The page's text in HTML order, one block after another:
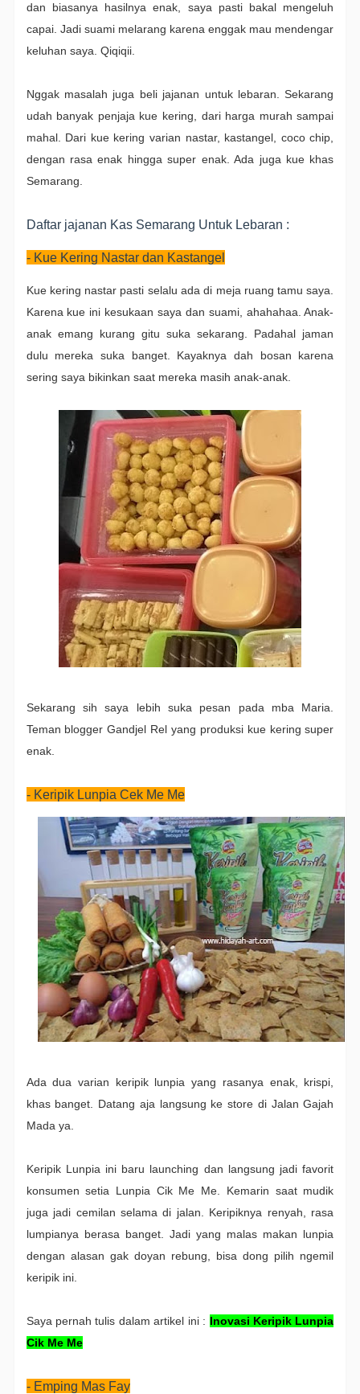
dan biasanya hasilnya enak, saya pasti bakal mengeluh
capai. Jadi suami melarang karena enggak mau mendengar
keluhan saya. Qiqiqii.
Nggak masalah juga beli jajanan untuk lebaran. Sekarang
udah banyak penjaja kue kering, dari harga murah sampai
mahal. Dari kue kering varian nastar, kastangel, coco chip,
dengan rasa enak hingga super enak. Ada juga kue khas
Semarang.
Daftar jajanan Kas Semarang Untuk Lebaran :
- Kue Kering Nastar dan Kastangel
Kue kering nastar pasti selalu ada di meja ruang tamu saya.
Karena kue ini kesukaan saya dan suami, ahahahaa. Anak-
anak emang kurang gitu suka sekarang. Padahal jaman
dulu mereka suka banget. Kayaknya dah bosan karena
sering saya bikinkan saat mereka masih anak-anak.
Sekarang sih saya lebih suka pesan pada mba Maria.
Teman blogger Gandjel Rel yang produksi kue kering super
enak.
- Keripik Lunpia Cek Me Me
Ada dua varian keripik lunpia yang rasanya enak, krispi,
khas banget. Datang aja langsung ke store di Jalan Gajah
Mada ya.
Keripik Lunpia ini baru launching dan langsung jadi favorit
konsumen setia Lunpia Cik Me Me. Kemarin saat mudik
juga jadi cemilan selama di jalan. Keripiknya renyah, rasa
lumpianya berasa banget. Jadi yang malas makan lunpia
dengan alasan gak doyan rebung, bisa dong pilih ngemil
keripik ini.
Saya pernah tulis dalam artikel ini : Inovasi Keripik Lunpia
Cik Me Me
- Emping Mas Fay